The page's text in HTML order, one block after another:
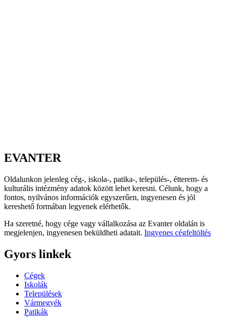
EVANTER
Oldalunkon jelenleg cég-, iskola-, patika-, település-, étterem- és
kulturális intézmény adatok között lehet keresni. Célunk, hogy a
fontos, nyilvános információk egyszerűen, ingyenesen és jól
kereshető formában legyenek elérhetők.
Ha szeretné, hogy cége vagy vállalkozása az Evanter oldalán is
megjelenjen, ingyenesen beküldheti adatait. Ingyenes cégfeltöltés
Gyors linkek
Cégek
Iskolák
Települések
Vármegyék
Patikák